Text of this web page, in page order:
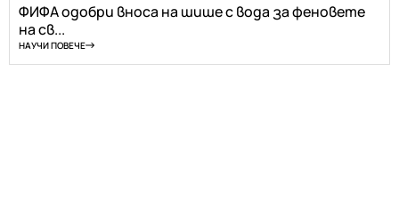
ФИФА одобри вноса на шише с вода за феновете
на св...
НАУЧИ ПОВЕЧЕ